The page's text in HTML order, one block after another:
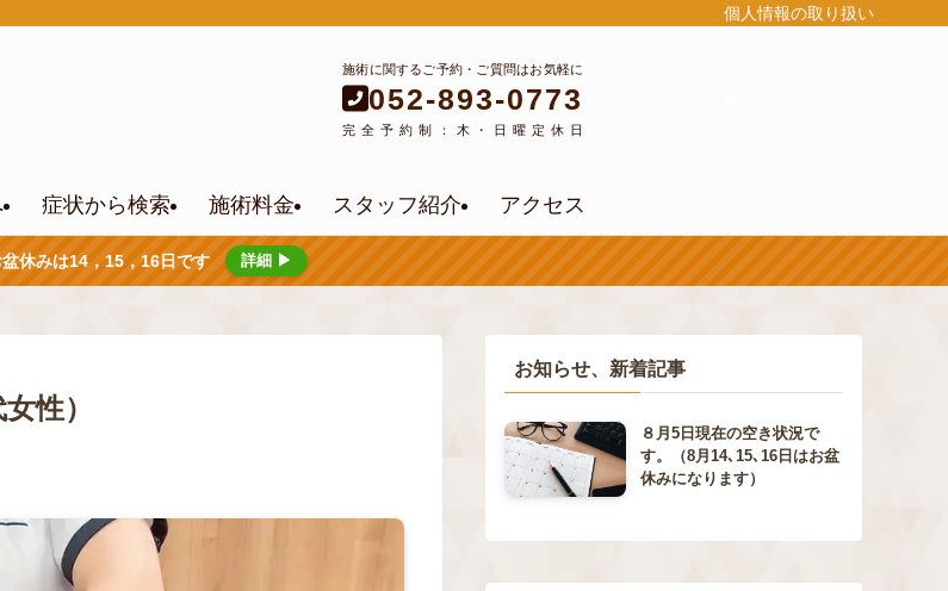
個人情報の取り扱い
施術に関するご予約・ご質問はお気軽に
052-893-0773
完全予約制：木・日曜定休日
症状から検索 施術料金 スタッフ紹介 アクセス
休みは14，15，16日です 詳細 ▶
性）
お知らせ、新着記事
８月5日現在の空き状況で
す。（8月14､15､16日はお盆
休みになります）